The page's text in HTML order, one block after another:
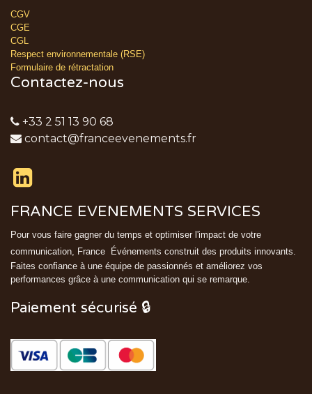
CGV
CGE
CGL
Respect environnementale (RSE)
Formulaire de rétractation
Contactez-nous
+33 2 51 13 90 68
contact@franceevenements.fr
FRANCE EVENEMENTS SERVICES
Pour vous faire gagner du temps et optimiser l'impact de votre
communication, France
Événements construit des produits innovants.
Faites confiance à une équipe de passionnés et améliorez vos
performances grâce à une communication qui se remarque.
Paiement sécurisé 🔒